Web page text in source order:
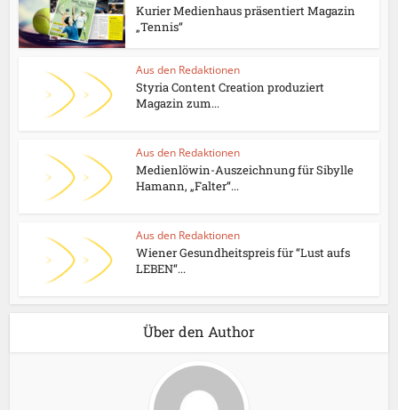
Kurier Medienhaus präsentiert Magazin
„Tennis“
Aus den Redaktionen
Styria Content Creation produziert
Magazin zum...
Aus den Redaktionen
Medienlöwin-Auszeichnung für Sibylle
Hamann, „Falter“...
Aus den Redaktionen
Wiener Gesundheitspreis für “Lust aufs
LEBEN“...
Über den Author